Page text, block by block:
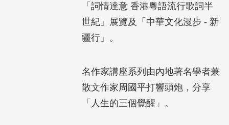
「詞情達意 香港粵語流行歌詞半
世紀」展覽及「中華文化漫步 - 新
疆行」。
名作家講座系列由內地著名學者兼
散文作家周國平打響頭炮，分享
「人生的三個覺醒」。